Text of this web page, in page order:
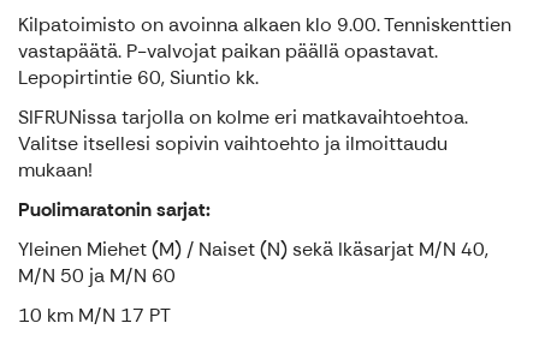
Kilpatoimisto on avoinna alkaen klo 9.00. Tenniskenttien
vastapäätä. P-valvojat paikan päällä opastavat.
Lepopirtintie 60, Siuntio kk.
SIFRUNissa tarjolla on kolme eri matkavaihtoehtoa.
Valitse itsellesi sopivin vaihtoehto ja ilmoittaudu
mukaan!
Puolimaratonin sarjat:
Yleinen Miehet (M) / Naiset (N) sekä Ikäsarjat M/N 40,
M/N 50 ja M/N 60
10 km M/N 17 PT